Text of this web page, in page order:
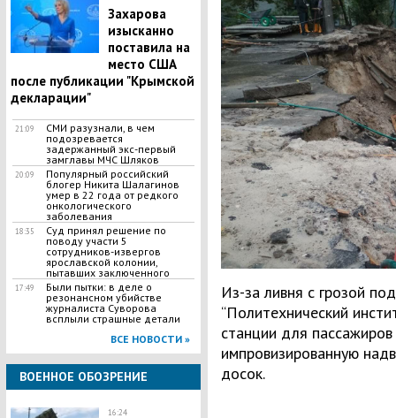
Захарова
изысканно
поставила на
место США
после публикации "Крымской
декларации"
21:09
СМИ разузнали, в чем
подозревается
задержанный экс-первый
замглавы МЧС Шляков
20:09
​Популярный российский
блогер Никита Шалагинов
умер в 22 года от редкого
онкологического
заболевания
18:35
Суд принял решение по
поводу участи 5
сотрудников-извергов
ярославской колонии,
пытавших заключенного
17:49
Были пытки: в деле о
резонансном убийстве
журналиста Суворова
всплыли страшные детали
ВСЕ НОВОСТИ »
ВОЕННОЕ ОБОЗРЕНИЕ
16:24
Из-за ливня с грозой
“Политехнический
станции для пассажиров
импровизированную
досок.